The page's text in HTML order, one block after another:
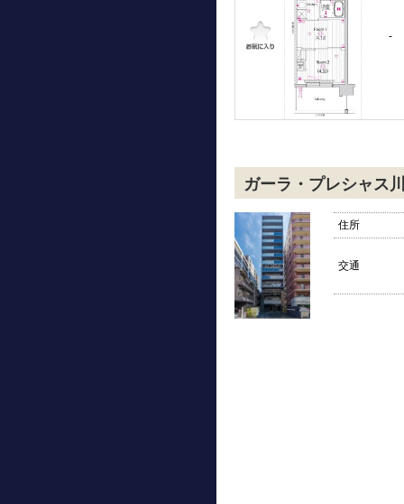
-
ガーラ・プレシャス
住所
交通